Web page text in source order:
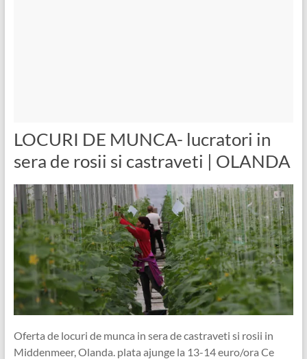
LOCURI DE MUNCA- lucratori in
sera de rosii si castraveti | OLANDA
Oferta de locuri de munca in sera de castraveti si rosii in
Middenmeer, Olanda. plata ajunge la 13-14 euro/ora Ce